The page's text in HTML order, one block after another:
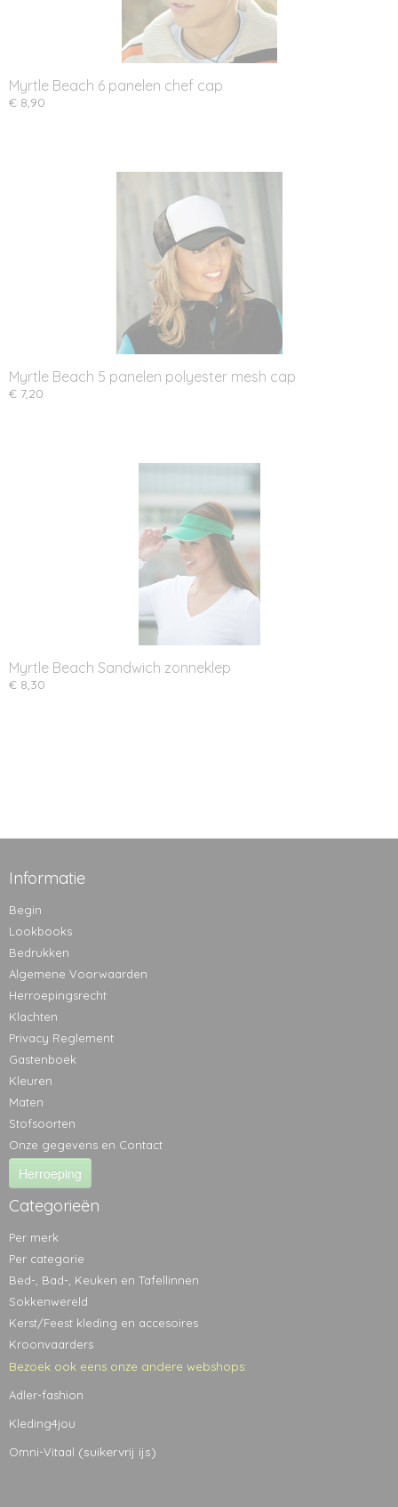
Myrtle Beach 6 panelen chef cap
€ 8,90
Myrtle Beach 5 panelen polyester mesh cap
€ 7,20
Myrtle Beach Sandwich zonneklep
€ 8,30
Informatie
Begin
Lookbooks
Bedrukken
Algemene Voorwaarden
Herroepingsrecht
Klachten
Privacy Reglement
Gastenboek
Kleuren
Maten
Stofsoorten
Onze gegevens en Contact
Herroeping
Categorieën
Per merk
Per categorie
Bed-, Bad-, Keuken en Tafellinnen
Sokkenwereld
Kerst/Feest kleding en accesoires
Kroonvaarders
Bezoek ook eens onze andere webshops:
Adler-fashion
Kleding4jou
Omni-Vitaal (suikervrij ijs)